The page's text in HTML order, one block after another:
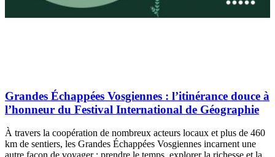
Grandes Échappées Vosgiennes : l’itinérance douce à
l’honneur du Festival International de Géographie
À travers la coopération de nombreux acteurs locaux et plus de 460
km de sentiers, les Grandes Échappées Vosgiennes incarnent une